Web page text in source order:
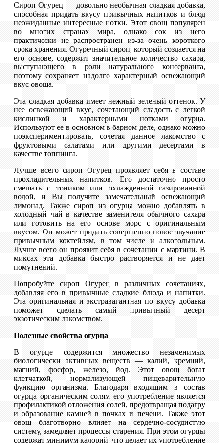
Сироп Огурец — довольно необычная сладкая добавка,
способная придать вкусу привычных напитков и блюд
неожиданные интересные нотки. Этот овощ популярен
во многих странах мира, однако сок из него
практически не распространен из-за очень короткого
срока хранения. Огуречный сироп, который создается на
его основе, содержит значительное количество сахара,
выступающего в роли натурального консерванта,
поэтому сохраняет надолго характерный освежающий
вкус овоща.
Эта сладкая добавка имеет нежный зеленый оттенок. У
нее освежающий вкус, сочетающий сладость с легкой
кислинкой и характерными нотками огурца.
Используют ее в основном в барном деле, однако можно
поэкспериментировать, сочетая данное лакомство с
фруктовыми салатами или другими десертами в
качестве топпинга.
Лучше всего сироп Огурец проявляет себя в составе
прохладительных напитков. Его достаточно просто
смешать с тоником или охлажденной газированной
водой, и Вы получите замечательный освежающий
лимонад. Также сироп из огурца можно добавлять в
холодный чай в качестве заменителя обычного сахара
или готовить на его основе морс с оригинальным
вкусом. Он может придать совершенно новое звучание
привычным коктейлям, в том числе и алкогольным.
Лучше всего он проявит себя в сочетании с мартини. В
миксах эта добавка быстро растворяется и не дает
помутнений.
Попробуйте сироп Огурец в различных сочетаниях,
добавляя его в привычные сладкие блюда и напитки.
Эта оригинальная и экстравагантная по вкусу добавка
поможет сделать самый привычный десерт
экзотическим лакомством.
Полезные свойства огурца
В огурце содержится множество незаменимых
биологически активных веществ — калий, кремний,
магний, фосфор, железо, йод. Этот овощ богат
клетчаткой, нормализующей пищеварительную
функцию организма. Благодаря входящим в состав
огурца органическим солям его употребление является
профилактикой отложения солей, предотвращая подагру
и образование камней в почках и печени. Также этот
овощ благотворно влияет на сердечно-сосудистую
систему, замедляет процессы старения. При этом огурцы
содержат минимум калорий, что делает их употребление